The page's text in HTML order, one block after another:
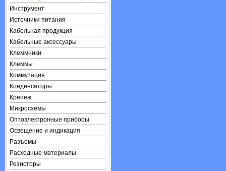
Инструмент
Источники питания
Кабельная продукция
Кабельные аксессуары
Клеммники
Клеммы
Коммутация
Конденсаторы
Крепеж
Микросхемы
Оптоэлектронные приборы
Освещение и индикация
Разъемы
Расходные материалы
Резисторы